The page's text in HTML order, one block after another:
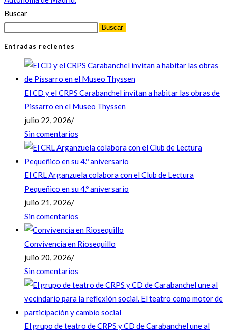
Buscar
Buscar
Entradas recientes
El CD y el CRPS Carabanchel invitan a habitar las obras de
Pissarro en el Museo Thyssen
julio 22, 2026/
Sin comentarios
El CRL Arganzuela colabora con el Club de Lectura
Pequeñico en su 4.º aniversario
julio 21, 2026/
Sin comentarios
Convivencia en Riosequillo
julio 20, 2026/
Sin comentarios
El grupo de teatro de CRPS y CD de Carabanchel une al